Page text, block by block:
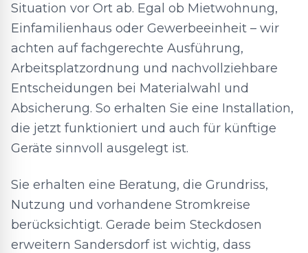
Situation vor Ort ab. Egal ob Mietwohnung,
Einfamilienhaus oder Gewerbeeinheit – wir
achten auf fachgerechte Ausführung,
Arbeitsplatzordnung und nachvollziehbare
Entscheidungen bei Materialwahl und
Absicherung. So erhalten Sie eine Installation,
die jetzt funktioniert und auch für künftige
Geräte sinnvoll ausgelegt ist.
Sie erhalten eine Beratung, die Grundriss,
Nutzung und vorhandene Stromkreise
berücksichtigt. Gerade beim Steckdosen
erweitern Sandersdorf ist wichtig, dass